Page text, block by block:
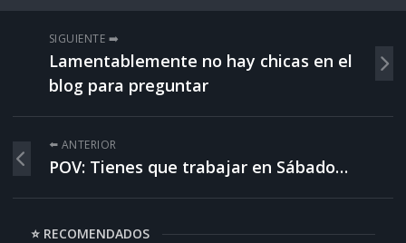
SIGUIENTE ➡️
Lamentablemente no hay chicas en el
blog para preguntar
⬅️ ANTERIOR
POV: Tienes que trabajar en Sábado…
⭐ RECOMENDADOS